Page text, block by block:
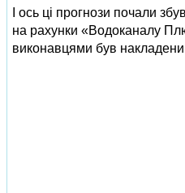
І ось ці прогнози почали
на рахунки «Водоканалу
виконавцями був